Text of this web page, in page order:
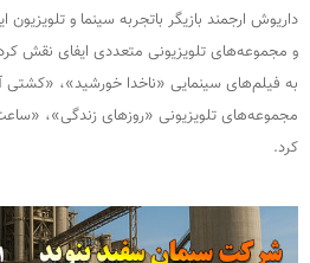
داریوش ارجمند بازیگر باتجربه سینما و
و مجموعه‌های تلویزیونی متعددی ایفای نقش
به فیلم‌های سینمایی «ناخدا خورشید»، «کشتی
مجموعه‌های تلویزیونی «روزهای زندگی»،
کرد.